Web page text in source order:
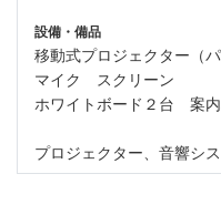
設備・備品
移動式プロジェクター（パ
マイク スクリーン
ホワイトボード２台 案
プロジェクター、音響シ